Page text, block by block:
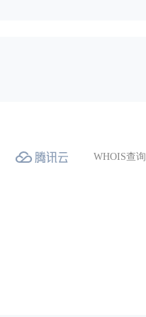
WHOIS查询